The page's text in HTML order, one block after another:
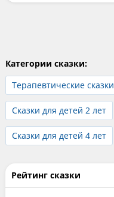
Категории сказки:
Терапевтические сказки
Сказки для детей 2 лет
Сказки для детей 4 лет
Рейтинг сказки